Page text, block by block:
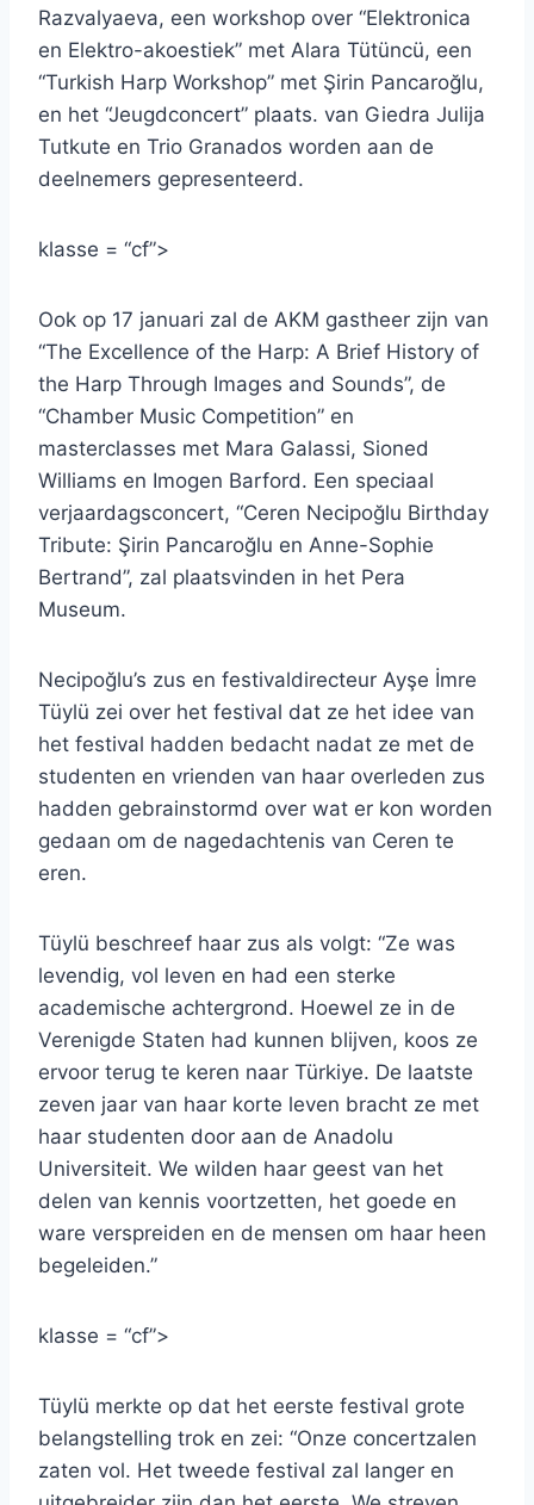
Razvalyaeva, een workshop over “Elektronica
en Elektro-akoestiek” met Alara Tütüncü, een
“Turkish Harp Workshop” met Şirin Pancaroğlu,
en het “Jeugdconcert” plaats. van Giedra Julija
Tutkute ​​en Trio Granados worden aan de
deelnemers gepresenteerd.
klasse = “cf”>
Ook op 17 januari zal de AKM gastheer zijn van
“The Excellence of the Harp: A Brief History of
the Harp Through Images and Sounds”, de
“Chamber Music Competition” en
masterclasses met Mara Galassi, Sioned
Williams en Imogen Barford. Een speciaal
verjaardagsconcert, “Ceren Necipoğlu Birthday
Tribute: Şirin Pancaroğlu en Anne-Sophie
Bertrand”, zal plaatsvinden in het Pera
Museum.
Necipoğlu’s zus en festivaldirecteur Ayşe İmre
Tüylü zei over het festival dat ze het idee van
het festival hadden bedacht nadat ze met de
studenten en vrienden van haar overleden zus
hadden gebrainstormd over wat er kon worden
gedaan om de nagedachtenis van Ceren te
eren.
Tüylü beschreef haar zus als volgt: “Ze was
levendig, vol leven en had een sterke
academische achtergrond. Hoewel ze in de
Verenigde Staten had kunnen blijven, koos ze
ervoor terug te keren naar Türkiye. De laatste
zeven jaar van haar korte leven bracht ze met
haar studenten door aan de Anadolu
Universiteit. We wilden haar geest van het
delen van kennis voortzetten, het goede en
ware verspreiden en de mensen om haar heen
begeleiden.”
klasse = “cf”>
Tüylü merkte op dat het eerste festival grote
belangstelling trok en zei: “Onze concertzalen
zaten vol. Het tweede festival zal langer en